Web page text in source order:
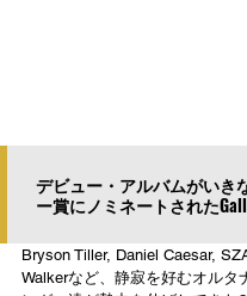
デビュー・アルバムがいき
ー賞にノミネートされた
Bryson Tiller, Daniel Caesar,
Walkerなど、静寂を好むオルタ